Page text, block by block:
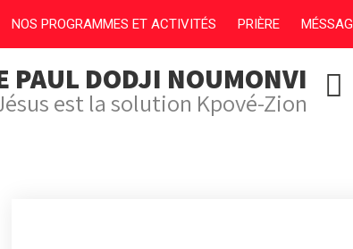
NOS PROGRAMMES ET ACTIVITÉS PRIÈRE
PAUL DODJI NOUMONVI
est la solution Kpové-Zion